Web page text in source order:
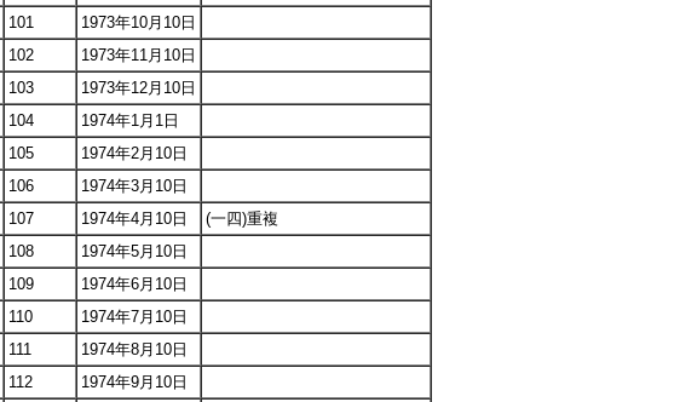
101
1973年10月10日
102
1973年11月10日
103
1973年12月10日
104
1974年1月1日
105
1974年2月10日
106
1974年3月10日
107 1974年4月10日
(一四)重複
108
1974年5月10日
109
1974年6月10日
110
1974年7月10日
111
1974年8月10日
112
1974年9月10日